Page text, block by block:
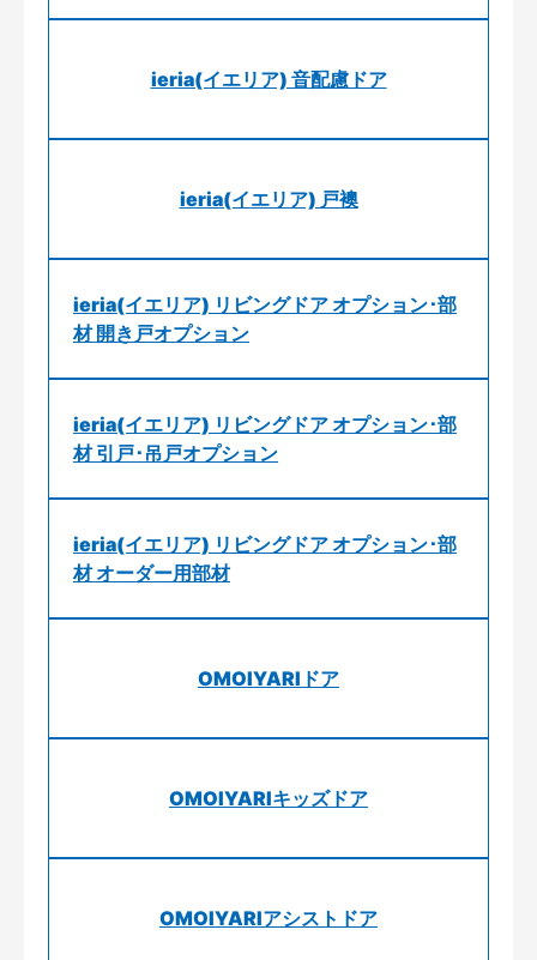
ieria(イエリア) 音配慮ドア
ieria(イエリア) 戸襖
ieria(イエリア) リビングドア オプション･部
材 開き戸オプション
ieria(イエリア) リビングドア オプション･部
材 引戸･吊戸オプション
ieria(イエリア) リビングドア オプション･部
材 オーダー用部材
OMOIYARIドア
OMOIYARIキッズドア
OMOIYARIアシストドア